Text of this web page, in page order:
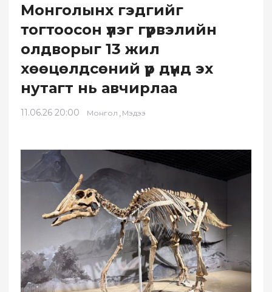
Монголынх гэдгийг
тогтоосон үлэг гүрвэлийн
олдворыг 13 жил
хөөцөлдсөний үр дүнд эх
нутагт нь авчирлаа
11.06.26 20:00 Монгол , Мэдээ